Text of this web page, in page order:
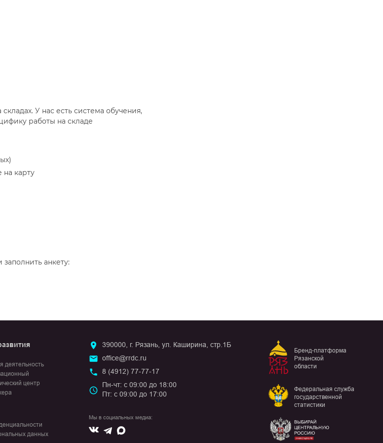
У нас есть система обучения,
работы на складе
на карту
анкету:
деятельность
центр
данных
390000, г. Рязань, ул. Каширина, стр.1Б
office@rrdc.ru
8 (4912) 77-77-17
Пн-чт: с 09:00 до 18:00
Пт: с 09:00 до 17:00
Мы в социальных медиа:
Вконтакте
Telegram
Max
Бренд-платформа
Рязанской
области
Федеральная служба
государственной
статистики